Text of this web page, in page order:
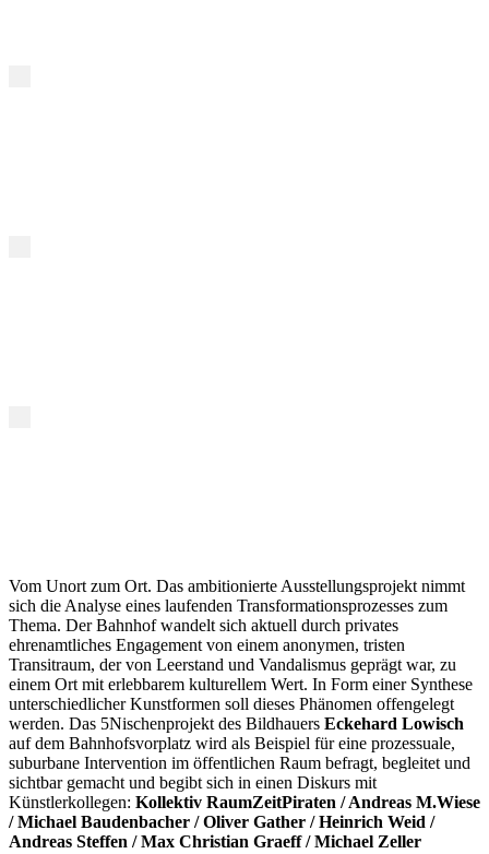
Vom Unort zum Ort. Das ambitionierte Ausstellungsprojekt nimmt
sich die Analyse eines laufenden Transformationsprozesses zum
Thema. Der Bahnhof wandelt sich aktuell durch privates
ehrenamtliches Engagement von einem anonymen, tristen
Transitraum, der von Leerstand und Vandalismus geprägt war, zu
einem Ort mit erlebbarem kulturellem Wert. In Form einer Synthese
unterschiedlicher Kunstformen soll dieses Phänomen offengelegt
werden. Das 5Nischenprojekt des Bildhauers Eckehard Lowisch
auf dem Bahnhofsvorplatz wird als Beispiel für eine prozessuale,
suburbane Intervention im öffentlichen Raum befragt, begleitet und
sichtbar gemacht und begibt sich in einen Diskurs mit
Künstlerkollegen: Kollektiv RaumZeitPiraten / Andreas M.Wiese
/ Michael Baudenbacher / Oliver Gather / Heinrich Weid /
Andreas Steffen / Max Christian Graeff / Michael Zeller